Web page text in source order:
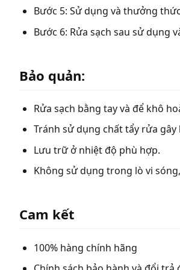
Bước 5: Sử dụng và thưởng
Bước 6: Rửa sạch sau sử dụng
Bảo quản:
Rửa sạch bằng tay và để khô
Tránh sử dụng chất tẩy rửa gây
Lưu trữ ở nhiệt độ phù hợp.
Không sử dụng trong lò vi
Cam kết
100% hàng chính hãng